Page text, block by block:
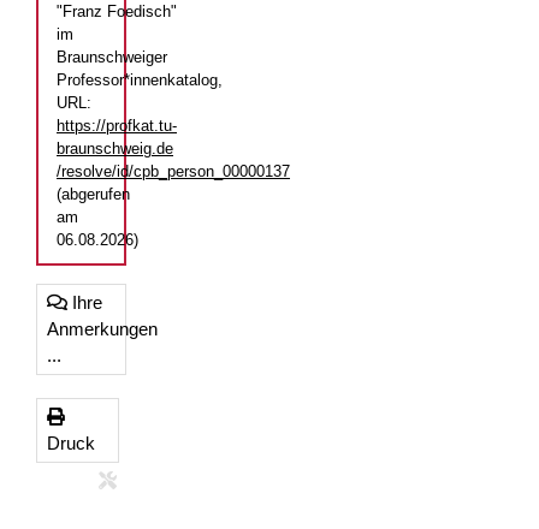
"Franz Foedisch"
im
Braunschweiger
Professor*innenkatalog,
URL:
https://profkat.tu-
braunschweig.de
/resolve/id/cpb_person_00000137
(abgerufen
am
06.08.2026)
Ihre
Anmerkungen
...
Druck